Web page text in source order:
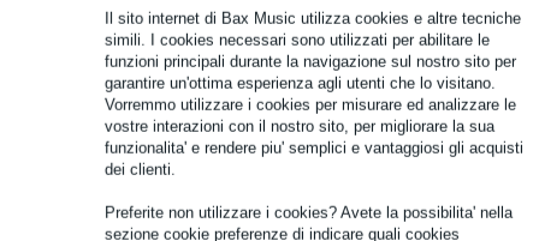
Il sito internet di Bax Music utilizza cookies e altre tecniche
simili. I cookies necessari sono utilizzati per abilitare le
funzioni principali durante la navigazione sul nostro sito per
garantire un'ottima esperienza agli utenti che lo visitano.
Vorremmo utilizzare i cookies per misurare ed analizzare le
vostre interazioni con il nostro sito, per migliorare la sua
funzionalita' e rendere piu' semplici e vantaggiosi gli acquisti
dei clienti.
Preferite non utilizzare i cookies? Avete la possibilita' nella
sezione cookie preferenze di indicare quali cookies
Specifiche complete
Vedi anche (4)
Accessori (11)